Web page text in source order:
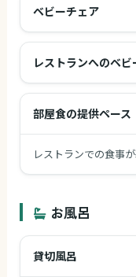
ベビーチェア
レストランへのベ
部屋食の提供ペース
レストランでの食事
お風呂
貸切風呂